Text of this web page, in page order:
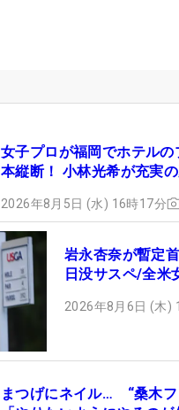
女子プロが福岡でホテル
本縦断！ 小林光希が充実
2026年8月5日 (水) 16時17分
岩永杏奈が暫定
日没サスペ/全米
2026年8月6日 (木)
まつげにネイル… “桑木フ